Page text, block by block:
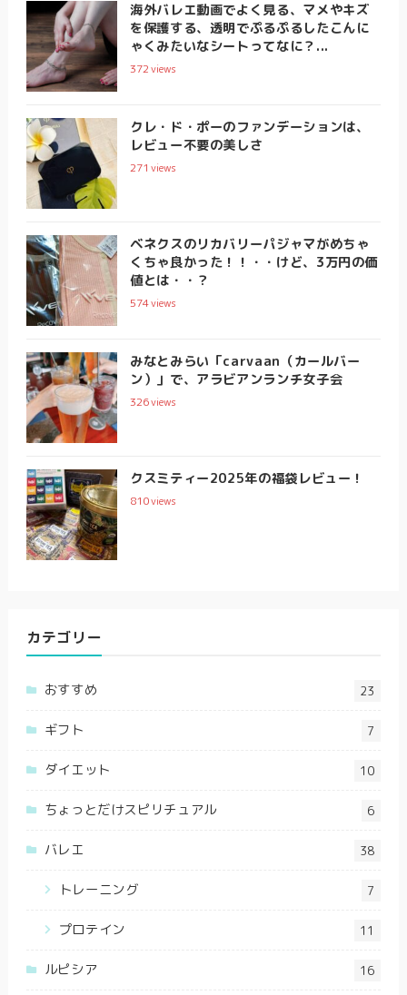
海外バレエ動画でよく見る、マメやキズ
を保護する、透明でぷるぷるしたこんに
ゃくみたいなシートってなに？...
372views
クレ・ド・ポーのファンデーションは、
レビュー不要の美しさ
271 views
ベネクスのリカバリーパジャマがめちゃ
くちゃ良かった！！・・けど、3万円の価
値とは・・？
574views
みなとみらい「carvaan（カールバー
ン）」で、アラビアンランチ女子会
326views
クスミティー2025年の福袋レビュー！
810views
カテゴリー
おすすめ 23
ギフト 7
ダイエット 10
ちょっとだけスピリチュアル 6
バレエ 38
トレーニング 7
プロテイン 11
ルピシア 16